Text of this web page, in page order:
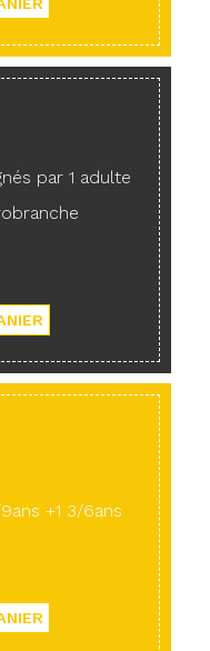
par 1 adulte
+1 3/6ans